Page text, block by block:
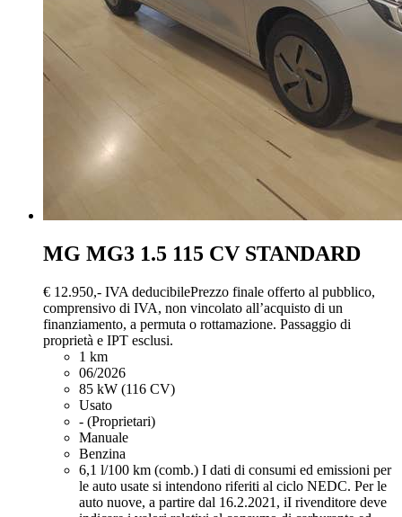
MG MG3 1.5 115 CV STANDARD
€ 12.950,- IVA deducibilePrezzo finale offerto al pubblico,
comprensivo di IVA, non vincolato all’acquisto di un
finanziamento, a permuta o rottamazione. Passaggio di
proprietà e IPT esclusi.
1 km
06/2026
85 kW (116 CV)
Usato
- (Proprietari)
Manuale
Benzina
6,1 l/100 km (comb.) I dati di consumi ed emissioni per
le auto usate si intendono riferiti al ciclo NEDC. Per le
auto nuove, a partire dal 16.2.2021, iI rivenditore deve